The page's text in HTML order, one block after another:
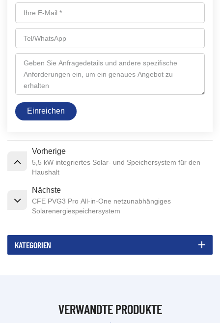
Einreichen
Vorherige
5,5 kW integriertes Solar- und Speichersystem für den
Haushalt
Nächste
CFE PVG3 Pro All-in-One netzunabhängiges
Solarenergiespeichersystem
KATEGORIEN
VERWANDTE PRODUKTE